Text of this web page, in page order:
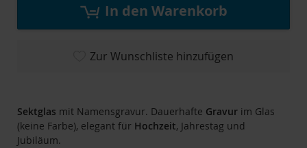
Sektglas mit Namensgravur. Dauerhafte Gravur im Glas
(keine Farbe), elegant für Hochzeit, Jahrestag und
Jubiläum.
In den Warenkorb
Zur Wunschliste hinzufügen